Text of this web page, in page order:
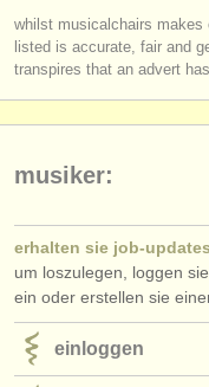
rss feeds
find out about
ATSfaq
einloggen
whilst musicalchairs
listed is accurate, fair and
transpires that an advert
musiker:
erhalten sie job-
um loszulegen, loggen
ein oder erstellen sie
einloggen